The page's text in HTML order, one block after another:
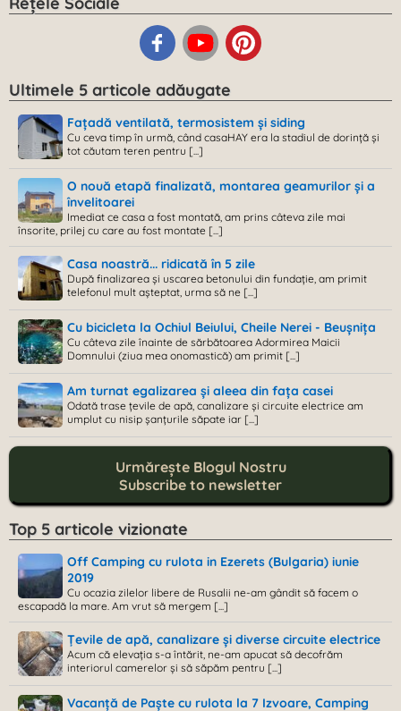
Ultimele 5 articole adăugate
Fațadă ventilată, termosistem și siding
Cu ceva timp în urmă, când casaHAY era la stadiul de dorință și
tot căutam teren pentru [...]
O nouă etapă finalizată, montarea geamurilor și a
învelitoarei
Imediat ce casa a fost montată, am prins câteva zile mai
însorite, prilej cu care au fost montate [...]
Casa noastră... ridicată în 5 zile
După finalizarea și uscarea betonului din fundație, am primit
telefonul mult așteptat, urma să ne [...]
Cu bicicleta la Ochiul Beiului, Cheile Nerei - Beușnița
Cu câteva zile înainte de sărbătoarea Adormirea Maicii
Domnului (ziua mea onomastică) am primit [...]
Am turnat egalizarea și aleea din fața casei
Odată trase țevile de apă, canalizare și circuite electrice am
umplut cu nisip șanțurile săpate iar [...]
Urmărește Blogul Nostru
Subscribe to newsletter
Top 5 articole vizionate
Off Camping cu rulota in Ezerets (Bulgaria) iunie
2019
Cu ocazia zilelor libere de Rusalii ne-am gândit să facem o
escapadă la mare. Am vrut să mergem [...]
Țevile de apă, canalizare și diverse circuite electrice
Acum că elevația s-a întărit, ne-am apucat să decofrăm
interiorul camerelor și să săpăm pentru [...]
Vacanță de Paște cu rulota la 7 Izvoare, Camping